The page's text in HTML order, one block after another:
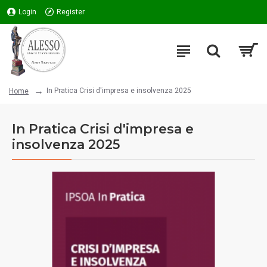
Login Register
Home In Pratica Crisi d'impresa e insolvenza 2025
In Pratica Crisi d'impresa e
insolvenza 2025